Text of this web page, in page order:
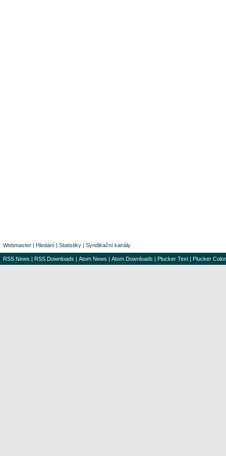
Webmaster | Hledání | Statistiky | Syndikační kanály
RSS News | RSS Downloads | Atom News | Atom Downloads | Plucker Text | Plucker Color